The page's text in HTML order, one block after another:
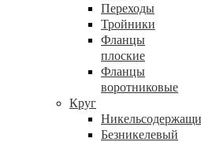
Переходы
Тройники
Фланцы
плоские
Фланцы
воротниковые
Круг
Безникелевый